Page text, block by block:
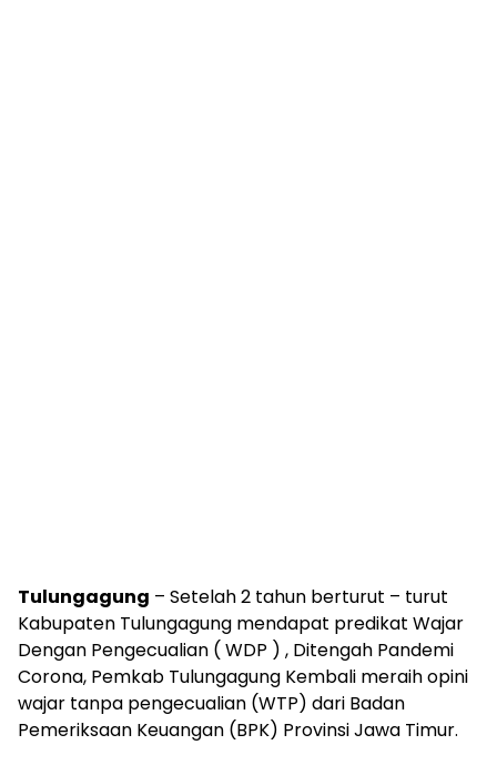
Tulungagung – Setelah 2 tahun berturut – turut
Kabupaten Tulungagung mendapat predikat Wajar
Dengan Pengecualian ( WDP ) , Ditengah Pandemi
Corona, Pemkab Tulungagung Kembali meraih opini
wajar tanpa pengecualian (WTP) dari Badan
Pemeriksaan Keuangan (BPK) Provinsi Jawa Timur.